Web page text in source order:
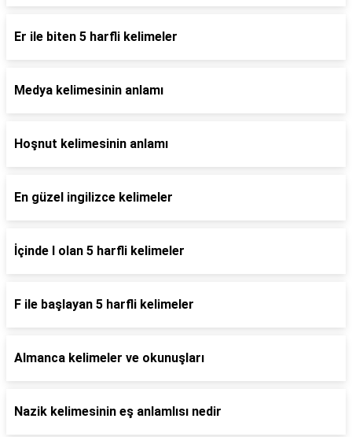
Er ile biten 5 harfli kelimeler
Medya kelimesinin anlamı
Hoşnut kelimesinin anlamı
En güzel ingilizce kelimeler
İçinde l olan 5 harfli kelimeler
F ile başlayan 5 harfli kelimeler
Almanca kelimeler ve okunuşları
Nazik kelimesinin eş anlamlısı nedir